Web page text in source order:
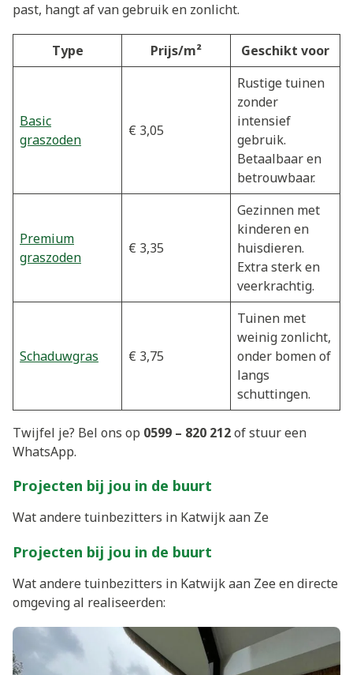
past, hangt af van gebruik en zonlicht.
Type Prijs/m² Geschikt voor
Basic
graszoden
€ 3,05
Rustige tuinen
zonder
intensief
gebruik.
Betaalbaar en
betrouwbaar.
Premium
graszoden
€ 3,35
Gezinnen met
kinderen en
huisdieren.
Extra sterk en
veerkrachtig.
Schaduwgras € 3,75
Tuinen met
weinig zonlicht,
onder bomen of
langs
schuttingen.
Twijfel je? Bel ons op 0599 – 820 212of stuur een
WhatsApp.
Projecten bij jou in de buurt
Wat andere tuinbezitters in Katwijk aan Ze
Projecten bij jou in de buurt
Wat andere tuinbezitters in Katwijk aan Zee en directe
omgeving al realiseerden: